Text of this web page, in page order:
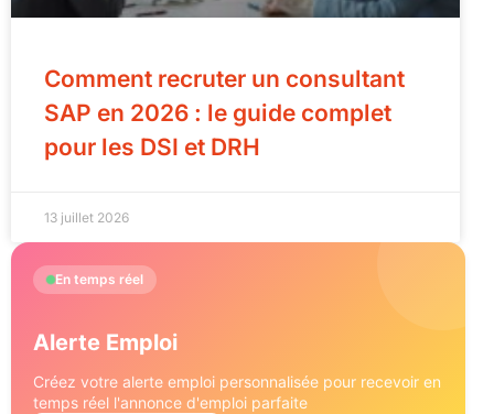
Comment recruter un consultant
SAP en 2026 : le guide complet
pour les DSI et DRH
13 juillet 2026
En temps réel
Alerte Emploi
Créez votre alerte emploi personnalisée pour recevoir en
temps réel l'annonce d'emploi parfaite